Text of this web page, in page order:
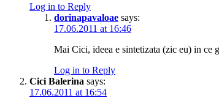
Log in to Reply
dorinapavaloae says:
17.06.2011 at 16:46
Mai Cici, ideea e sintetizata (zic eu) in ce
Log in to Reply
Cici Balerina says:
17.06.2011 at 16:54